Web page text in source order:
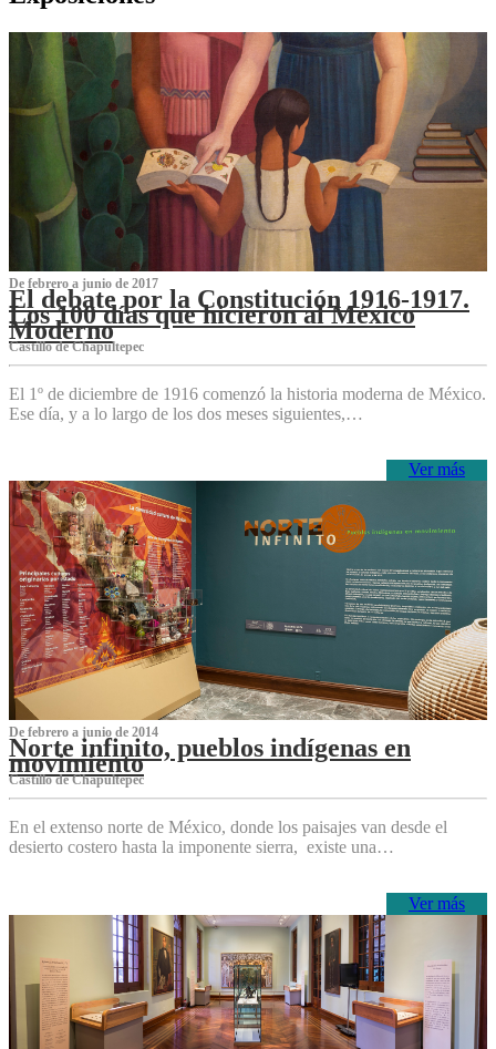
De febrero a junio de 2017
El debate por la Constitución 1916-1917.
Los 100 días que hicieron al México
Moderno
Castillo de Chapultepec
El 1º de diciembre de 1916 comenzó la historia moderna de México.
Ese día, y a lo largo de los dos meses siguientes,…
Ver más
De febrero a junio de 2014
Norte infinito, pueblos indígenas en
movimiento
Castillo de Chapultepec
En el extenso norte de México, donde los paisajes van desde el
desierto costero hasta la imponente sierra, existe una…
Ver más